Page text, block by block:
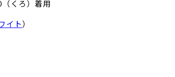
くろ）着用
イト）